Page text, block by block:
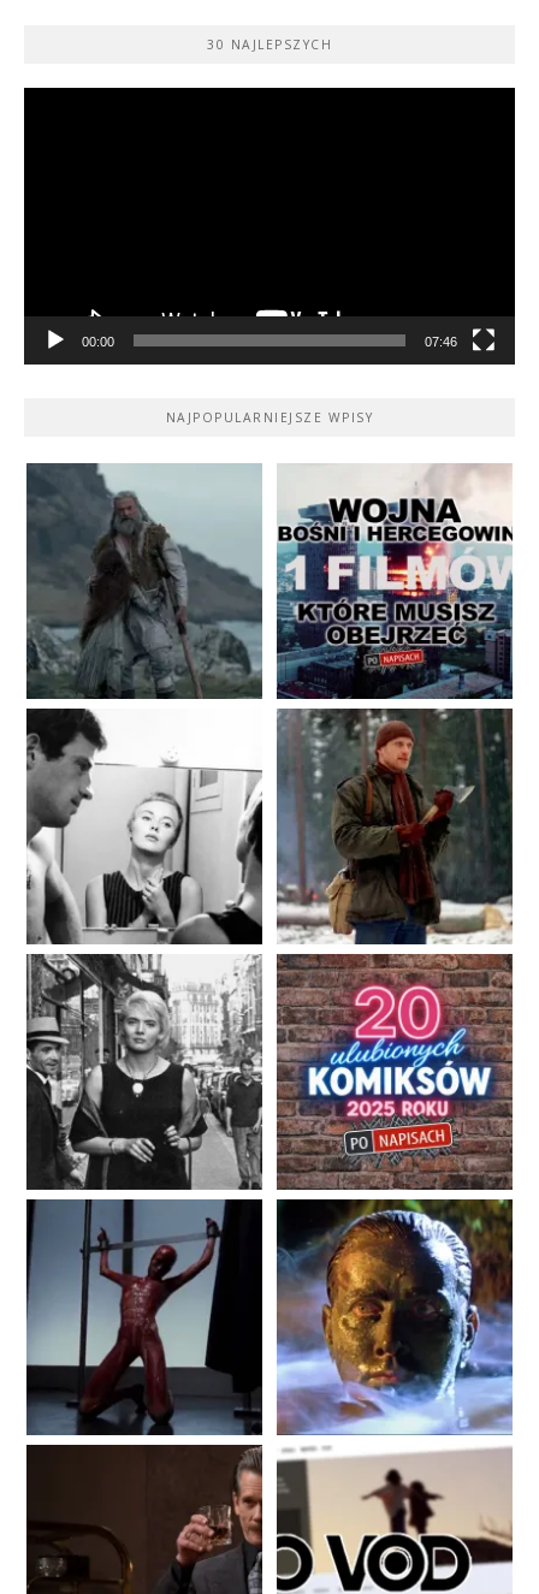
30 NAJLEPSZYCH
00:00 07:46
NAJPOPULARNIEJSZE WPISY